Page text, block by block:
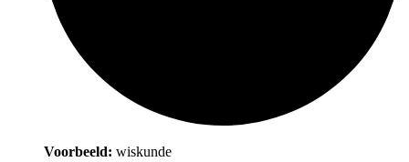
Voorbeeld: wiskunde